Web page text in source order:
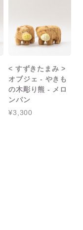
< すずきたまみ >
オブジェ - やきも
の木彫り熊 - メロ
ンパン
¥3,300